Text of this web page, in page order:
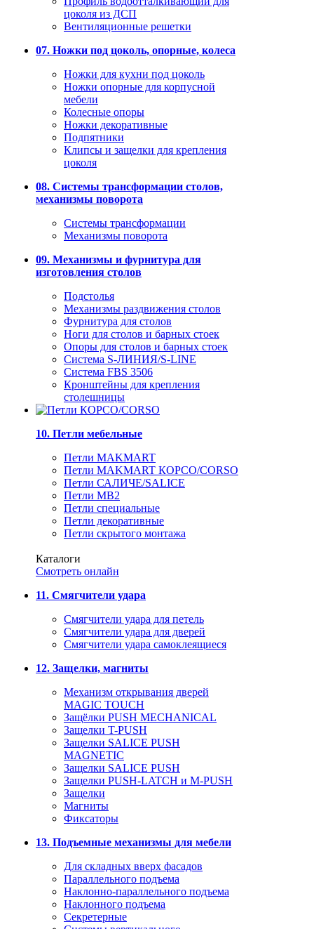
цоколя из ДСП
Вентиляционные решетки
07. Ножки под цоколь, опорные, колеса
Ножки для кухни под цоколь
Ножки опорные для корпусной
мебели
Колесные опоры
Ножки декоративные
Подпятники
Клипсы и защелки для крепления
цоколя
08. Системы трансформации столов,
механизмы поворота
Системы трансформации
Механизмы поворота
09. Механизмы и фурнитура для
изготовления столов
Подстолья
Механизмы раздвижения столов
Фурнитура для столов
Ноги для столов и барных стоек
Опоры для столов и барных стоек
Система S-ЛИНИЯ/S-LINE
Система FBS 3506
Кронштейны для крепления
столешницы
10. Петли мебельные
Петли MAKMART
Петли MAKMART КОРСО/CORSO
Петли САЛИЧЕ/SALICE
Петли MB2
Петли специальные
Петли декоративные
Петли скрытого монтажа
Каталоги
Смотреть онлайн
11. Смягчители удара
Смягчители удара для петель
Смягчители удара для дверей
Cмягчители удара самоклеящиеся
12. Защелки, магниты
Механизм открывания дверей
MAGIC TOUCH
Защёлки PUSH MECHANICAL
Защелки T-PUSH
Защелки SALICE PUSH
MAGNETIC
Защелки SALICE PUSH
Защелки PUSH-LATCH и M-PUSH
Защелки
Магниты
Фиксаторы
13. Подъемные механизмы для мебели
Для складных вверх фасадов
Параллельного подъема
Наклонно-параллельного подъема
Наклонного подъема
Секретерные